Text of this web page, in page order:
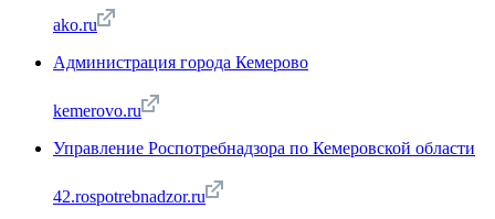
ako.ru
Администрация города Кемерово
kemerovo.ru
Управление Роспотребнадзора по Кемеровской области
42.rospotrebnadzor.ru